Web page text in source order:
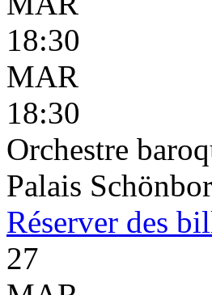
18:30
MAR
18:30
Orchestre
Palais
Réserver des
27